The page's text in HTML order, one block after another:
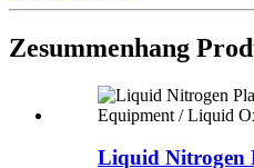
Zesummenhang
Liquid Nitrogen